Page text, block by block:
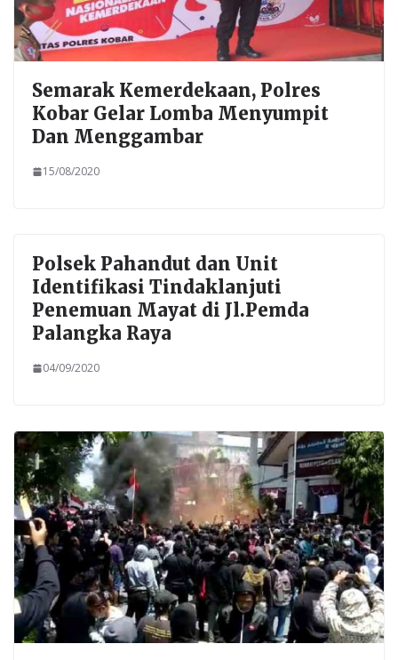
Semarak Kemerdekaan, Polres
Kobar Gelar Lomba Menyumpit
Dan Menggambar
15/08/2020
Polsek Pahandut dan Unit
Identifikasi Tindaklanjuti
Penemuan Mayat di Jl.Pemda
Palangka Raya
04/09/2020